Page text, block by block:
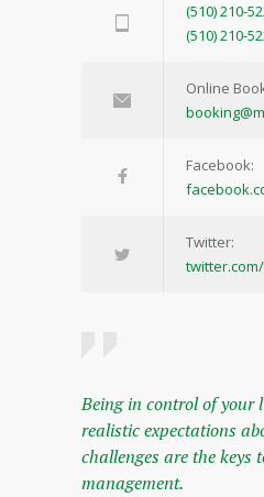
(510) 210-
(510) 210-
Online
Facebook:
Twitter:
Being in control of your
realistic expectations
challenges are the keys
management.